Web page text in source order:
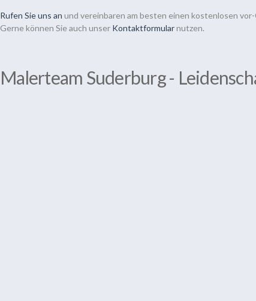
Rufen Sie uns an und vereinbaren am besten einen kostenlosen
Gerne können Sie auch unser Kontaktformularnutzen.
Malerteam Suderburg -